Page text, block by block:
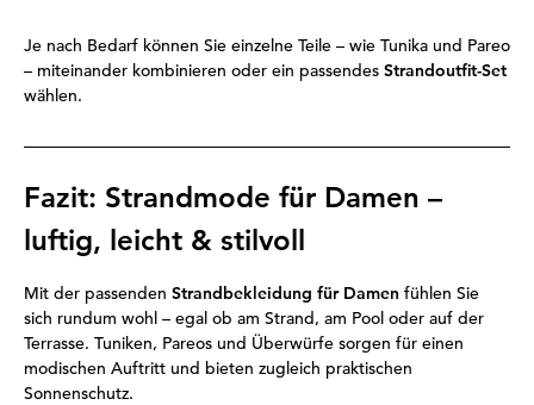
Je nach Bedarf können Sie einzelne Teile – wie Tunika und Pareo
– miteinander kombinieren oder ein passendes Strandoutfit-Set
wählen.
Fazit: Strandmode für Damen –
luftig, leicht & stilvoll
Mit der passenden Strandbekleidung für Damen fühlen Sie
sich rundum wohl – egal ob am Strand, am Pool oder auf der
Terrasse. Tuniken, Pareos und Überwürfe sorgen für einen
modischen Auftritt und bieten zugleich praktischen
Sonnenschutz.